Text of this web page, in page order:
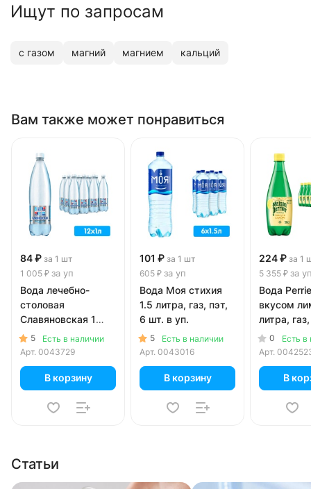
Ищут по запросам
с газом магний магнием кальций
Вам также может понравиться
84 ₽ за 1 шт
1 005 ₽ за уп
Вода лечебно-
столовая
Славяновская 1
литр, газ, пэт, 12
шт. в уп.
5
Есть в наличии
Арт. 0043729
В корзину
101 ₽ за 1 шт
605 ₽ за уп
Вода Моя стихия
1.5 литра, газ, пэт,
6 шт. в уп.
5
Есть в наличии
Арт. 0043016
В корзину
224 ₽ за 1
5 355 ₽ за
Вода
вкусом
литра,
шт. в уп.
0
Есть в
Арт.
В
Статьи